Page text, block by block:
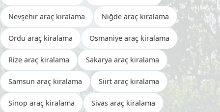
Nevşehir araç kiralama Niğde araç kiralama
Ordu araç kiralama Osmaniye araç kiralama
Rize araç kiralama Sakarya araç kiralama
Samsun araç kiralama Siirt araç kiralama
Sinop araç kiralama Sivas araç kiralama